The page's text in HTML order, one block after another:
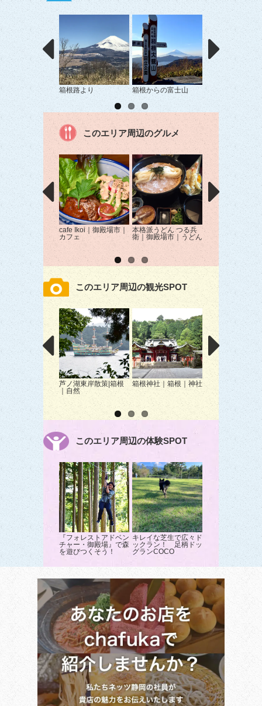
箱根路より 箱根からの富士山 芦ノ湖と富士山
このエリア周辺のグルメ
cafe Ikoi｜御殿場市｜
カフェ
本格派うどん つる兵
衛｜御殿場市｜うどん
トラットリア
ックリーナ｜御
｜イタリアン
このエリア周辺の観光SPOT
芦ノ湖東岸散策|箱根
｜自然
箱根神社｜箱根｜神社
金時公園｜小山
園
このエリア周辺の体験SPOT
『フォレストアドベン
チャー・御殿場』で森
を遊びつくそう！
キレイな芝生で広々ド
ックラン！ 足柄ドッ
グランCOCO